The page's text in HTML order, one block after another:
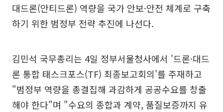
대드론(안티드론) 역량을 국가 안보·안전 체계로 구축
하기 위한 범정부 전략 추진에 나선다.
김민석 국무총리는 4일 정부서울청사에서 '드론·대드
론 통합 태스크포스(TF) 최종보고회의'를 주재하고
"범정부 역량을 총결집해 과감하게 공공수요를 창출
해야 한다"며 "수요의 종합과 계약, 품질보증까지 유